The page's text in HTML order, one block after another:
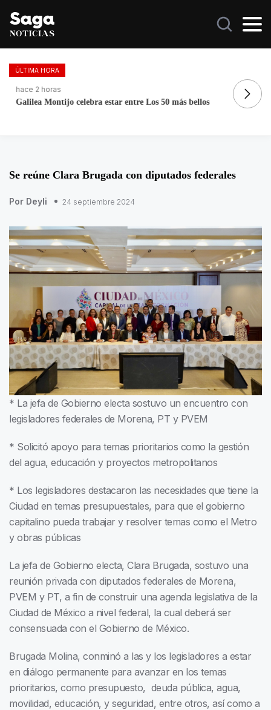
ÚLTIMA HORA
hace 2 horas
Galilea Montijo celebra estar entre Los 50 más bellos
Se reúne Clara Brugada con diputados federales
Por Deyli 24 septiembre 2024
* La jefa de Gobierno electa sostuvo un encuentro con
legisladores federales de Morena, PT y PVEM
* Solicitó apoyo para temas prioritarios como la gestión
del agua, educación y proyectos metropolitanos
* Los legisladores destacaron las necesidades que tiene la
Ciudad en temas presupuestales, para que el gobierno
capitalino pueda trabajar y resolver temas como el Metro
y obras públicas
La jefa de Gobierno electa, Clara Brugada, sostuvo una
reunión privada con diputados federales de Morena,
PVEM y PT, a fin de construir una agenda legislativa de la
Ciudad de México a nivel federal, la cual deberá ser
consensuada con el Gobierno de México.
Brugada Molina, conminó a las y los legisladores a estar
en diálogo permanente para avanzar en los temas
prioritarios, como presupuesto, deuda pública, agua,
movilidad, educación, y seguridad, entre otros, así como a